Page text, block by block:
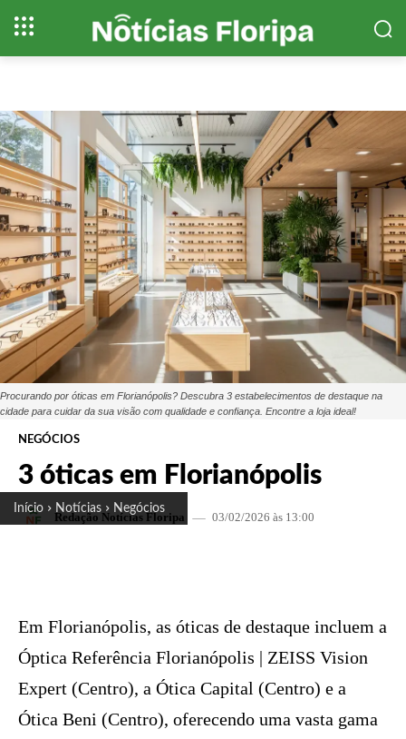
Início Notícias Negócios
Procurando por óticas em Florianópolis? Descubra 3 estabelecimentos de destaque na
cidade para cuidar da sua visão com qualidade e confiança. Encontre a loja ideal!
NEGÓCIOS
3 óticas em Florianópolis
Redação Notícias Floripa 03/02/2026 às 13:00
Em Florianópolis, as óticas de destaque incluem a
Óptica Referência Florianópolis | ZEISS Vision
Expert (Centro), a Ótica Capital (Centro) e a
Ótica Beni (Centro), oferecendo uma vasta gama